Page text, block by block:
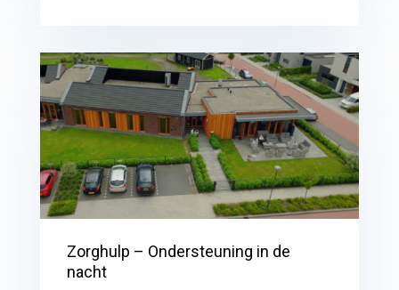
Zorghulp – Ondersteuning in de
nacht